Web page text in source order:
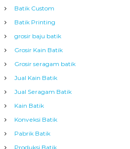
Batik Custom
Batik Printing
grosir baju batik
Grosir Kain Batik
Grosir seragam batik
Jual Kain Batik
Jual Seragam Batik
Kain Batik
Konveksi Batik
Pabrik Batik
Produksi Batik